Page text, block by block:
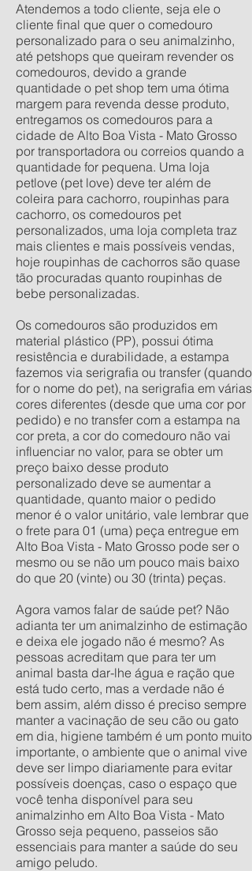
Atendemos a todo cliente, seja ele o
cliente final que quer o comedouro
personalizado para o seu animalzinho,
até petshops que queiram revender os
comedouros, devido a grande
quantidade o pet shop tem uma ótima
margem para revenda desse produto,
entregamos os comedouros para a
cidade de Alto Boa Vista - Mato Grosso
por transportadora ou correios quando a
quantidade for pequena. Uma loja
petlove (pet love) deve ter além de
coleira para cachorro, roupinhas para
cachorro, os comedouros pet
personalizados, uma loja completa traz
mais clientes e mais possíveis vendas,
hoje roupinhas de cachorros são quase
tão procuradas quanto roupinhas de
bebe personalizadas.
Os comedouros são produzidos em
material plástico (PP), possui ótima
resistência e durabilidade, a estampa
fazemos via serigrafia ou transfer (quando
for o nome do pet), na serigrafia em várias
cores diferentes (desde que uma cor por
pedido) e no transfer com a estampa na
cor preta, a cor do comedouro não vai
influenciar no valor, para se obter um
preço baixo desse produto
personalizado deve se aumentar a
quantidade, quanto maior o pedido
menor é o valor unitário, vale lembrar que
o frete para 01 (uma) peça entregue em
Alto Boa Vista - Mato Grosso pode ser o
mesmo ou se não um pouco mais baixo
do que 20 (vinte) ou 30 (trinta) peças.
Agora vamos falar de saúde pet? Não
adianta ter um animalzinho de estimação
e deixa ele jogado não é mesmo? As
pessoas acreditam que para ter um
animal basta dar-lhe água e ração que
está tudo certo, mas a verdade não é
bem assim, além disso é preciso sempre
manter a vacinação de seu cão ou gato
em dia, higiene também é um ponto muito
importante, o ambiente que o animal vive
deve ser limpo diariamente para evitar
possíveis doenças, caso o espaço que
você tenha disponível para seu
animalzinho em Alto Boa Vista - Mato
Grosso seja pequeno, passeios são
essenciais para manter a saúde do seu
amigo peludo.